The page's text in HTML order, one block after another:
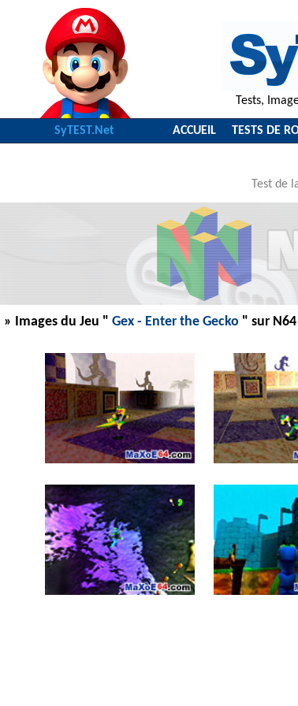
Tests,
SyTEST.Net ACCUEIL TESTS DE
Test de
» Images du Jeu " Gex - Enter the Gecko " sur